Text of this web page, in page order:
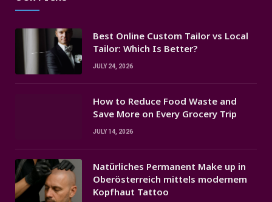
Best Online Custom Tailor vs Local
Tailor: Which Is Better?
JULY 24, 2026
How to Reduce Food Waste and
Save More on Every Grocery Trip
JULY 14, 2026
Natürliches Permanent Make up in
Oberösterreich mittels modernem
Kopfhaut Tattoo